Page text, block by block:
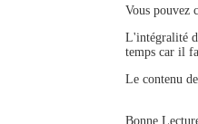
Vous pouvez
L'intégralité
temps car il
Le contenu
Bonne